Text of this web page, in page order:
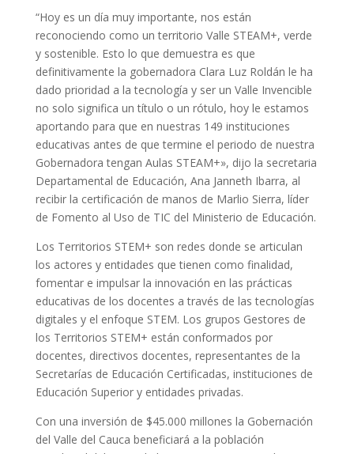
“Hoy es un día muy importante, nos están
reconociendo como un territorio Valle STEAM+, verde
y sostenible. Esto lo que demuestra es que
definitivamente la gobernadora Clara Luz Roldán le ha
dado prioridad a la tecnología y ser un Valle Invencible
no solo significa un título o un rótulo, hoy le estamos
aportando para que en nuestras 149 instituciones
educativas antes de que termine el periodo de nuestra
Gobernadora tengan Aulas STEAM+», dijo la secretaria
Departamental de Educación, Ana Janneth Ibarra, al
recibir la certificación de manos de Marlio Sierra, líder
de Fomento al Uso de TIC del Ministerio de Educación.
Los Territorios STEM+ son redes donde se articulan
los actores y entidades que tienen como finalidad,
fomentar e impulsar la innovación en las prácticas
educativas de los docentes a través de las tecnologías
digitales y el enfoque STEM. Los grupos Gestores de
los Territorios STEM+ están conformados por
docentes, directivos docentes, representantes de la
Secretarías de Educación Certificadas, instituciones de
Educación Superior y entidades privadas.
Con una inversión de $45.000 millones la Gobernación
del Valle del Cauca beneficiará a la población